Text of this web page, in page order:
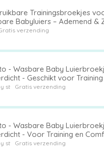
Trainingsbroekjes
Babyluiers – Ademend &
verzending
- Wasbare Baby
- Geschikt voor
en Verstelbaar - Voor
st Gratis verzending
- Wasbare Baby
- Voor Training en
Kleuren Verkrijgbaar
st Gratis verzending